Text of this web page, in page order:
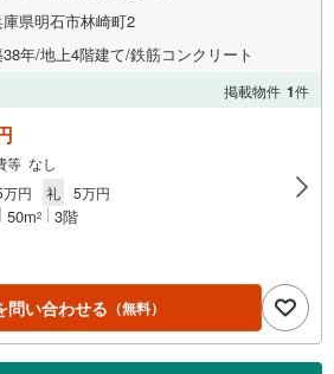
県明石市林崎町2
年/地上4階建て/鉄筋コンクリート
掲載物件 1件
等 なし
円 礼 5万円
50m2 3階
問い合わせる （無料）